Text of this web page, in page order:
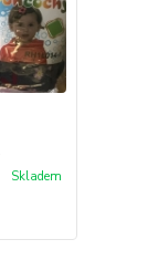
Skladem